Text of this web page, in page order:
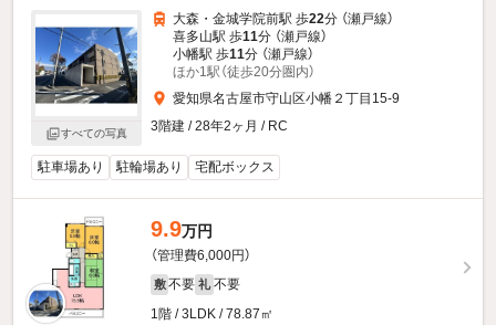
すべての写真
大森・金城学院前駅 歩22分 （瀬戸線）
喜多山駅 歩11分 （瀬戸線）
小幡駅 歩11分 （瀬戸線）
ほか1駅（徒歩20分圏内）
愛知県名古屋市守山区小幡２丁目15-9
3階建 / 28年2ヶ月 / RC
駐車場あり 駐輪場あり 宅配ボックス
9.9万円
（管理費6,000円）
敷 不要 礼 不要
1階 / 3LDK / 78.87㎡